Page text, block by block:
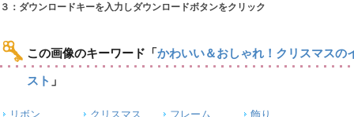
３：ダウンロードキーを入力しダウンロードボタンをクリック
この画像のキーワード 「 かわいい＆おしゃれ！クリスマスの
スト 」
リボン クリスマス フレーム
飾り